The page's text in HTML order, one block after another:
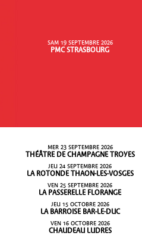
SAM 19 SEPTEMBRE 2026
PMC STRASBOURG
MER 23 SEPTEMBRE 2026
THÉÂTRE DE CHAMPAGNE TROYES
JEU 24 SEPTEMBRE 2026
LA ROTONDE THAON-LES-VOSGES
VEN 25 SEPTEMBRE 2026
LA PASSERELLE FLORANGE
JEU 15 OCTOBRE 2026
LA BARROISE BAR-LE-DUC
VEN 16 OCTOBRE 2026
CHAUDEAU LUDRES